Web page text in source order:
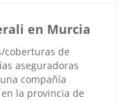
en Murcia
coberturas de
aseguradoras
compañía
la provincia de